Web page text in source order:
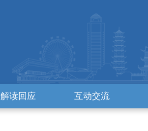
解读回应 互动交流